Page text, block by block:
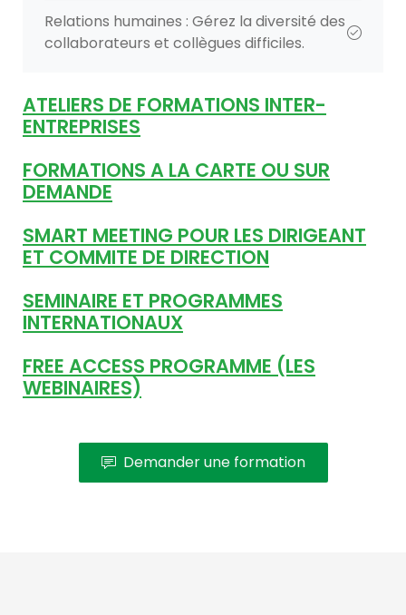
Relations humaines : Gérez la diversité des
collaborateurs et collègues difficiles.
ATELIERS DE FORMATIONS INTER-
ENTREPRISES
FORMATIONS A LA CARTE OU SUR
DEMANDE
SMART MEETING POUR LES DIRIGEANT
ET COMMITE DE DIRECTION
SEMINAIRE ET PROGRAMMES
INTERNATIONAUX
FREE ACCESS PROGRAMME (LES
WEBINAIRES)
Demander une formation